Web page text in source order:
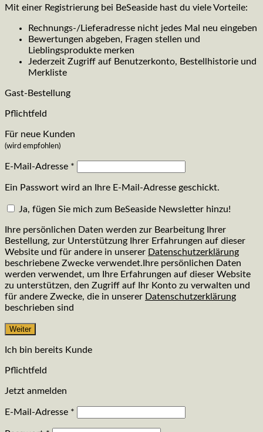
Mit einer Registrierung bei BeSeaside hast du viele Vorteile:
Rechnungs-/Lieferadresse nicht jedes Mal neu eingeben
Bewertungen abgeben, Fragen stellen und
Lieblingsprodukte merken
Jederzeit Zugriff auf Benutzerkonto, Bestellhistorie und
Merkliste
Gast-Bestellung
Pflichtfeld
Für neue Kunden
(wird empfohlen)
E-Mail-Adresse *
Ein Passwort wird an Ihre E-Mail-Adresse geschickt.
Ja, fügen Sie mich zum BeSeaside Newsletter hinzu!
Ihre persönlichen Daten werden zur Bearbeitung Ihrer
Bestellung, zur Unterstützung Ihrer Erfahrungen auf dieser
Website und für andere in unserer Datenschutzerklärung
beschriebene Zwecke verwendet.Ihre persönlichen Daten
werden verwendet, um Ihre Erfahrungen auf dieser Website
zu unterstützen, den Zugriff auf Ihr Konto zu verwalten und
für andere Zwecke, die in unserer Datenschutzerklärung
beschrieben sind
Weiter
Ich bin bereits Kunde
Pflichtfeld
Jetzt anmelden
E-Mail-Adresse *